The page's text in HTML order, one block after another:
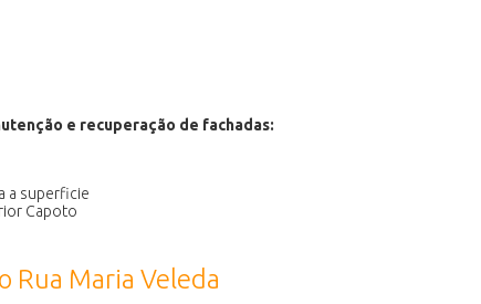
e recuperação de fachadas:
a superficie
Capoto
Rua Maria Veleda